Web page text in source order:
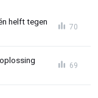
helft tegen
70
69